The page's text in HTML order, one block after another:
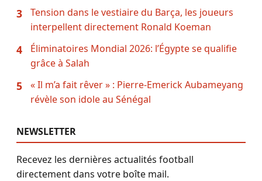
3
Tension dans le vestiaire du Barça, les joueurs
interpellent directement Ronald Koeman
4
Éliminatoires Mondial 2026: l’Égypte se qualifie
grâce à Salah
5
« Il m’a fait rêver » : Pierre-Emerick Aubameyang
révèle son idole au Sénégal
NEWSLETTER
Recevez les dernières actualités football
directement dans votre boîte mail.